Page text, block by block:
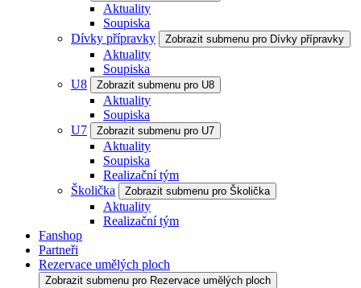
Aktuality
Soupiska
Dívky přípravky
Zobrazit submenu pro Dívky přípravky
Aktuality
Soupiska
U8
Zobrazit submenu pro U8
Aktuality
Soupiska
U7
Zobrazit submenu pro U7
Aktuality
Soupiska
Realizační tým
Školička
Zobrazit submenu pro Školička
Aktuality
Realizační tým
Fanshop
Partneři
Rezervace umělých ploch
Zobrazit submenu pro Rezervace umělých ploch